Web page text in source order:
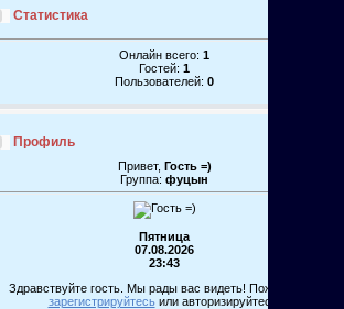
Статистика
Онлайн всего: 1
Гостей: 1
Пользователей: 0
Профиль
Привет, Гость =)
Группа: фуцын
Пятница
07.08.2026
23:43
Здравствуйте гость. Мы рады вас видеть! Пожалуйста,
зарегистрируйтесьили авторизируйтесь!